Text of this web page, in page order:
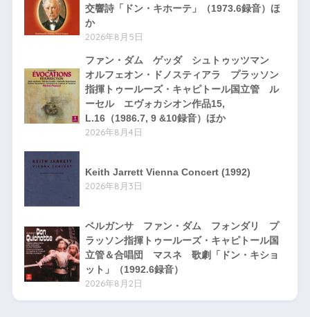
交響詩「ドン・キホーテ」（1973.6録音）ほ
か
2026年8月5日
ファン・ダム ゲッダ シュトゥッツマン
オルフェオン・ドノスティアラ プラッソン
指揮トゥールーズ・キャピトール国立管 ル
ーセル エヴォカシオン作品15,
L.16（1986.7, 9 &10録音）ほか
2026年8月4日
Keith Jarrett Vienna Concert (1992)
2026年8月3日
ベルガンサ ファン・ダム フォンダリ プ
ラッソン指揮トゥールーズ・キャピトール国
立管＆合唱団 マスネ 歌劇「ドン・キショ
ット」（1992.6録音）
2026年8月2日